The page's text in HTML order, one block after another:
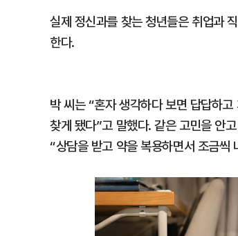
실제 정신과를 찾는 청년들은 취업과
한다.
박 씨는 “혼자 생각하다 보면 답답하
찾게 됐다”고 말했다. 같은 고민을 안
“상담을 받고 약을 복용하면서 조금씩